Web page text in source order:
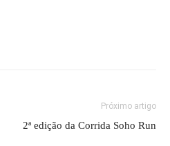
Próximo artigo
2ª edição da Corrida Soho Run